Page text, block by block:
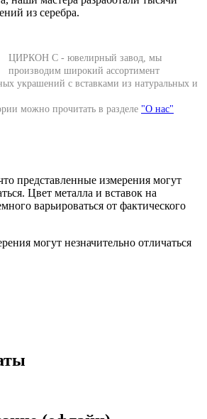
из серебра.
ЦИРКОН С - ювелирный завод, мы
производим широкий ассортимент
украшений с вставками из натуральных и
можно прочитать в разделе "О нас"
представленные измерения могут
Цвет металла и вставок на
варьироваться от фактического
могут незначительно отличаться